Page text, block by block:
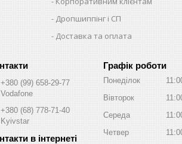
Дропшиппінг і СП
Доставка та оплата
+380 (99) 658-29-77
Vodafone
+380 (68) 778-71-40
Kyivstar
Графік роботи
Понеділок
Вівторок
Середа
Четвер